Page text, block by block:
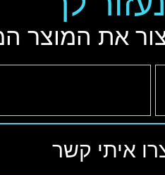
את המוצר